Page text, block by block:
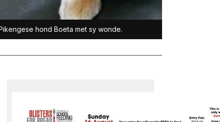
hond Boeta met sy wonde.